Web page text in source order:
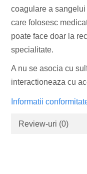
coagulare a
care folosesc
poate face doar la
specialitate.
A nu se asocia cu
interactioneaza cu
Informatii
Review-uri (0)